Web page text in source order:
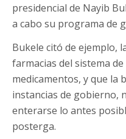
presidencial de Nayib
a cabo su programa de
Bukele citó de ejemplo,
farmacias del sistema
medicamentos, y que la
instancias de gobierno,
enterarse lo antes
posterga.